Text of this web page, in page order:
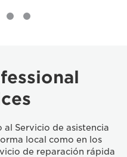
al Servicio de asistencia
local como en los
de reparación rápida